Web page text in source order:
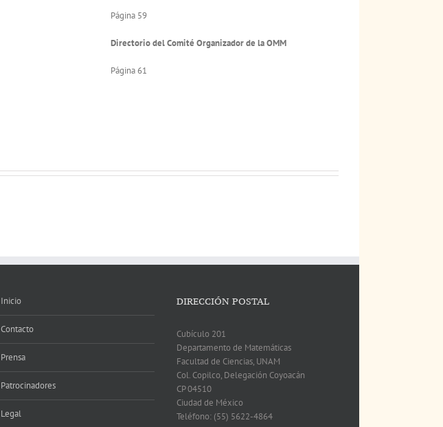
Página 59
Directorio del Comité Organizador de la OMM
Página 61
Inicio
Contacto
Prensa
Patrocinadores
Legal
DIRECCIÓN POSTAL
Cubículo 201
Departamento de Matemáticas
Facultad de Ciencias, UNAM
Col. Copilco, Delegación Coyoacán
CP 04510
Ciudad de México
Teléfono: (55) 5622-4864